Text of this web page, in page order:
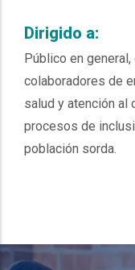
Dirigido a:
Público en
colaboradores de
salud y atención al
procesos de
población sorda.